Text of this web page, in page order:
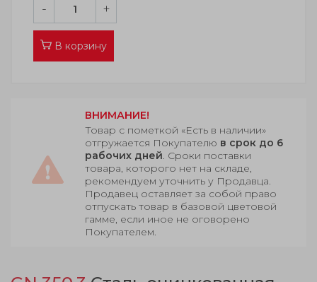
- +
В корзину
ВНИМАНИЕ!
Товар с пометкой «Есть в наличии»
отгружается Покупателю в срок до 6
рабочих дней. Сроки поставки
товара, которого нет на складе,
рекомендуем уточнить у Продавца.
Продавец оставляет за собой право
отпускать товар в базовой цветовой
гамме, если иное не оговорено
Покупателем.